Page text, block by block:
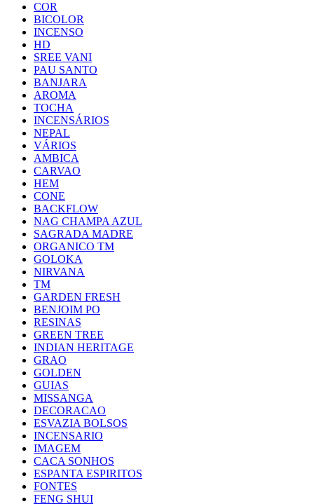
COR
BICOLOR
INCENSO
HD
SREE VANI
PAU SANTO
BANJARA
AROMA
TOCHA
INCENSÁRIOS
NEPAL
VÁRIOS
AMBICA
CARVAO
HEM
CONE
BACKFLOW
NAG CHAMPA AZUL
SAGRADA MADRE
ORGANICO TM
GOLOKA
NIRVANA
TM
GARDEN FRESH
BENJOIM PO
RESINAS
GREEN TREE
INDIAN HERITAGE
GRAO
GOLDEN
GUIAS
MISSANGA
DECORACAO
ESVAZIA BOLSOS
INCENSARIO
IMAGEM
CACA SONHOS
ESPANTA ESPIRITOS
FONTES
FENG SHUI